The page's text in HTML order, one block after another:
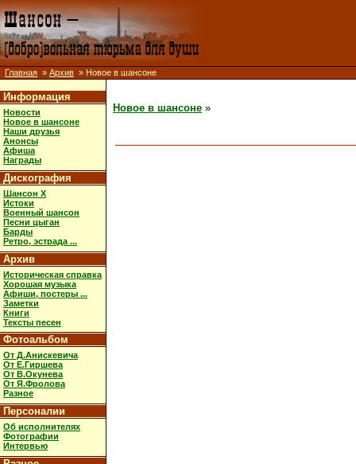
Главная » Архив » Новое в шансоне
Информация
Новости
Новое в шансоне
Наши друзья
Анонсы
Афиша
Награды
Дискография
Шансон X
Истоки
Военный шансон
Песни цыган
Барды
Ретро, эстрада ...
Архив
Историческая справка
Хорошая музыка
Афиши, постеры ...
Заметки
Книги
Тексты песен
Фотоальбом
От Д.Анискевича
От Е.Гиршева
От В.Окунева
От Я.Фролова
Разное
Персоналии
Об исполнителях
Фотографии
Интервью
Новое в шансоне »